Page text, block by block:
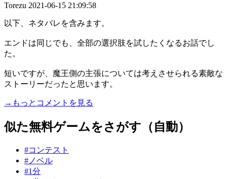
Torezu 2021-06-15 21:09:58
以下、ネタバレを含みます。
エンドは同じでも、全部の選択肢を試したくなるお話でし
た。
短いですが、魔王側の主張については考えさせられる素敵な
ストーリーだったと思います。
→もっとコメントを見る
似た無料ゲームをさがす（自動）
#コンテスト
#ノベル
#1分